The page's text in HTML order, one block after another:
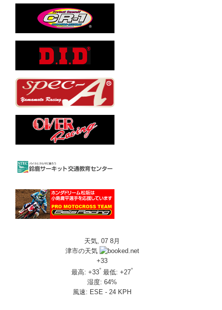
天気, 07 8月
津市の天気
+33
最高:+33° 最低:+27°
湿度:64%
風速: ESE - 24 KPH